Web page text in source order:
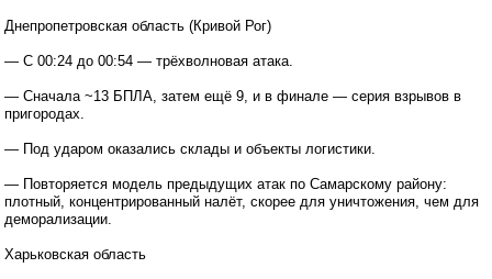
Днепропетровская область (Кривой Рог)
— С 00:24 до 00:54 — трёхволновая атака.
— Сначала ~13 БПЛА, затем ещё 9, и в финале — серия взрывов в
пригородах.
— Под ударом оказались склады и объекты логистики.
— Повторяется модель предыдущих атак по Самарскому району:
плотный, концентрированный налёт, скорее для уничтожения, чем для
деморализации.
Харьковская область